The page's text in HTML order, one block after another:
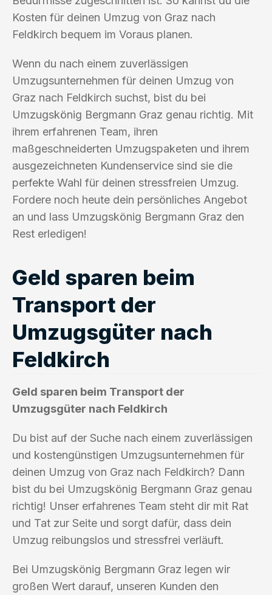
Kosten für deinen Umzug von Graz nach
Feldkirch bequem im Voraus planen.
Wenn du nach einem zuverlässigen
Umzugsunternehmen für deinen Umzug von
Graz nach Feldkirch suchst, bist du bei
Umzugskönig Bergmann Graz genau richtig. Mit
ihrem erfahrenen Team, ihren
maßgeschneiderten Umzugspaketen und ihrem
ausgezeichneten Kundenservice sind sie die
perfekte Wahl für deinen stressfreien Umzug.
Fordere noch heute dein persönliches Angebot
an und lass Umzugskönig Bergmann Graz den
Rest erledigen!
Geld sparen beim
Transport der
Umzugsgüter nach
Feldkirch
Geld sparen beim Transport der
Umzugsgüter nach Feldkirch
Du bist auf der Suche nach einem zuverlässigen
und kostengünstigen Umzugsunternehmen für
deinen Umzug von Graz nach Feldkirch? Dann
bist du bei Umzugskönig Bergmann Graz genau
richtig! Unser erfahrenes Team steht dir mit Rat
und Tat zur Seite und sorgt dafür, dass dein
Umzug reibungslos und stressfrei verläuft.
Bei Umzugskönig Bergmann Graz legen wir
großen Wert darauf, unseren Kunden den